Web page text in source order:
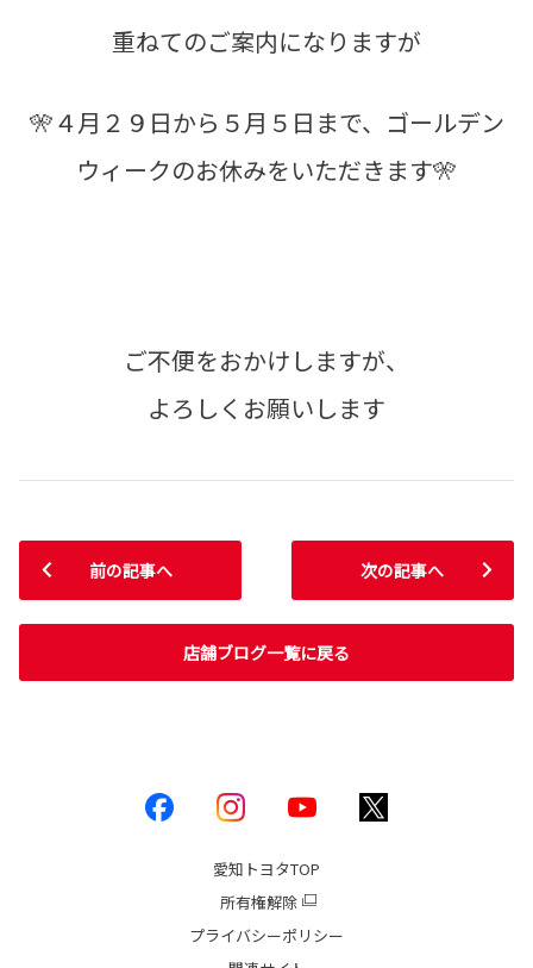
重ねてのご案内になりますが
🎌４月２９日から５月５日まで、ゴールデン
ウィークのお休みをいただきます🎌
ご不便をおかけしますが、
よろしくお願いします
前の記事へ
店舗ブログ一覧に戻る
次の記事へ
愛知トヨタTOP
所有権解除
プライバシーポリシー